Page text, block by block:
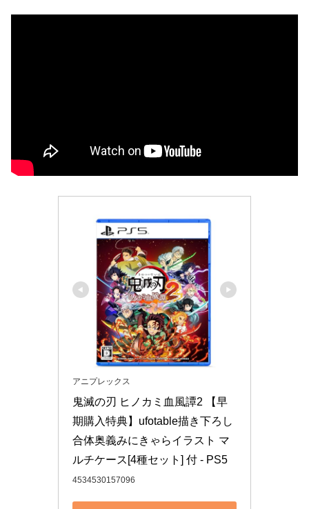
アニプレックス
鬼滅の刃 ヒノカミ血風譚2 【早
期購入特典】ufotable描き下ろし
合体奥義みにきゃらイラスト マ
ルチケース[4種セット] 付 - PS5
4534530157096